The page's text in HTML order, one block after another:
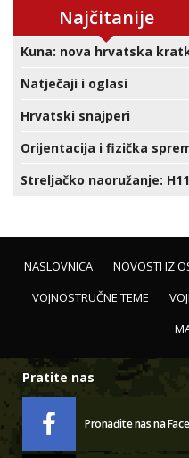
Najčitanije
Kuna: nova hrvatska
Natječaji i oglasi
Hrvatski snajperi
Orijentacija i fizička
Streljačko naoružanje:
NASLOVNICA NOVOSTI IZ
VOJNOSTRUČNE TEME
Pratite nas
Pronađite nas na